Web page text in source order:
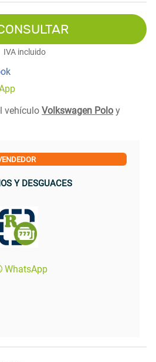
IVA incluido
vehículo Volkswagen Polo y
Y DESGUACES
WhatsApp